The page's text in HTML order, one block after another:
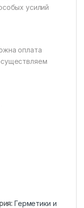
усилий
оплата
Герметики и